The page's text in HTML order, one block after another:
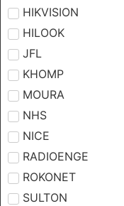
HIKVISION
HILOOK
JFL
KHOMP
MOURA
NHS
NICE
RADIOENGE
ROKONET
SULTON